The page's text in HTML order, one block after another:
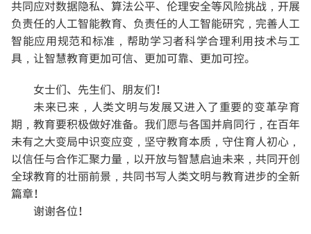
共同应对数据隐私、算法公平、伦理安全等风险挑战，开展
负责任的人工智能教育、负责任的人工智能研究，完善人工
智能应用规范和标准，帮助学习者科学合理利用技术与工
具，让智慧教育更加可信、更加可靠、更加可控。
女士们、先生们、朋友们！
未来已来，人类文明与发展又进入了重要的变革孕育
期，教育要积极做好准备。我们愿与各国并肩同行，在百年
未有之大变局中识变应变，坚守教育本质，守住育人初心，
以信任与合作汇聚力量，以开放与智慧启迪未来，共同开创
全球教育的壮丽前景，共同书写人类文明与教育进步的全新
篇章！
谢谢各位！